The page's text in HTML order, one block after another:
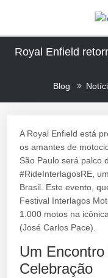
Royal Enfield
Blog
A Royal Enfield está
os amantes de
São Paulo será palco
#RideInterlagosRE,
Brasil. Este evento,
Festival Interlagos
1.000 motos na
(José Carlos Pace).
Um
Celebração